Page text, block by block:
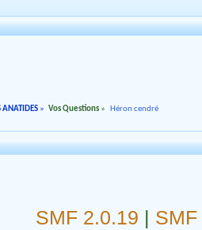
ANATIDES» Vos Questions » Héron cendré
SMF 2.0.19 |